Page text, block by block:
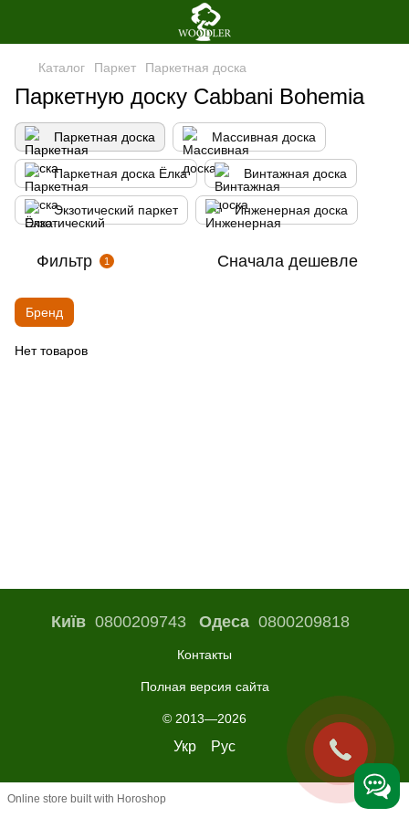
Каталог Паркет Паркетная доска
Паркетную доску Cabbani Bohemia
Паркетная доска Массивная доска
Паркетная доска Ёлка Винтажная доска
Экзотический паркет Инженерная доска
Фильтр 1 Сначала дешевле
Бренд
Нет товаров
Київ0800209743 Одеса0800209818
Контакты
Полная версия сайта
© 2013—2026
Укр Рус
Online store built with Horoshop